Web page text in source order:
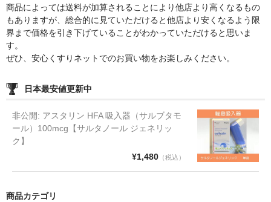
商品によっては送料が加算されることにより他店より高くなるもの
もありますが、総合的に見ていただけると他店より安くなるよう限
界まで価格を引き下げていることがわかっていただけると思いま
す。
ぜひ、安心くすりネットでのお買い物をお楽しみください。
日本最安値更新中
非公開: アスタリン HFA 吸入器（サルブタモ
ール）100mcg【サルタノール ジェネリッ
ク】
¥1,480（税込）
商品カテゴリ